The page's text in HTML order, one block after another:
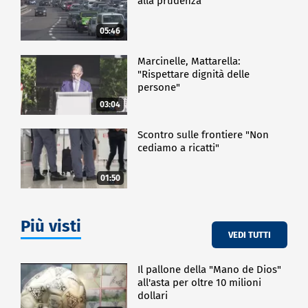
05:46
03:04
Marcinelle, Mattarella:
"Rispettare dignità delle
persone"
01:50
Scontro sulle frontiere "Non
cediamo a ricatti"
Più visti VEDI TUTTI
Il pallone della "Mano de Dios"
all'asta per oltre 10 milioni
dollari